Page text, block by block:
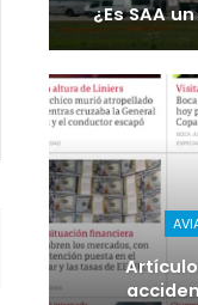
¿Es SAA